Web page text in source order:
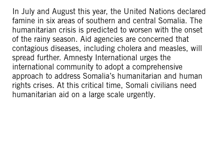
In July and August this year, the United Nations declared
famine in six areas of southern and central Somalia. The
humanitarian crisis is predicted to worsen with the onset
of the rainy season. Aid agencies are concerned that
contagious diseases, including cholera and measles, will
spread further. Amnesty International urges the
international community to adopt a comprehensive
approach to address Somalia’s humanitarian and human
rights crises. At this critical time, Somali civilians need
humanitarian aid on a large scale urgently.